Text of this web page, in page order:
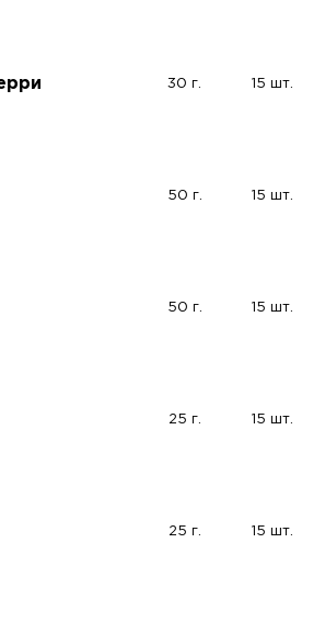
30 г. 15 шт.
50 г. 15 шт.
50 г. 15 шт.
25 г. 15 шт.
25 г. 15 шт.